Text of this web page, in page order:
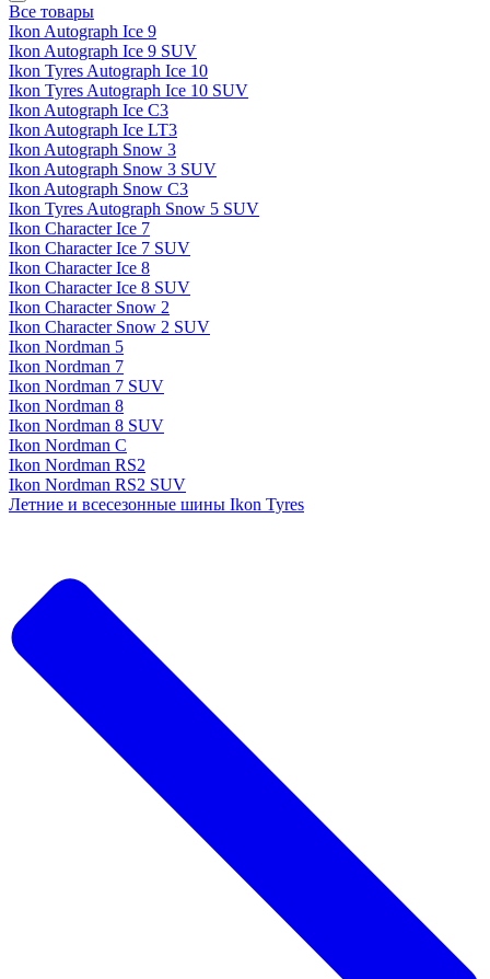
Все товары
Ikon Autograph Ice 9
Ikon Autograph Ice 9 SUV
Ikon Tyres Autograph Ice 10
Ikon Tyres Autograph Ice 10 SUV
Ikon Autograph Ice C3
Ikon Autograph Ice LT3
Ikon Autograph Snow 3
Ikon Autograph Snow 3 SUV
Ikon Autograph Snow C3
Ikon Tyres Autograph Snow 5 SUV
Ikon Character Ice 7
Ikon Character Ice 7 SUV
Ikon Character Ice 8
Ikon Character Ice 8 SUV
Ikon Character Snow 2
Ikon Character Snow 2 SUV
Ikon Nordman 5
Ikon Nordman 7
Ikon Nordman 7 SUV
Ikon Nordman 8
Ikon Nordman 8 SUV
Ikon Nordman C
Ikon Nordman RS2
Ikon Nordman RS2 SUV
Летние и всесезонные шины Ikon Tyres